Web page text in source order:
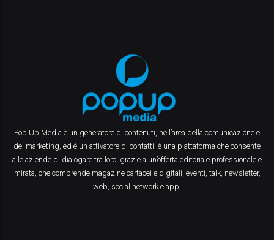
Pop Up Media è un generatore di contenuti, nell’area della comunicazione e
del marketing, ed è un attivatore di contatti: è una piattaforma che consente
alle aziende di dialogare tra loro, grazie a un’offerta editoriale professionale e
mirata, che comprende magazine cartacei e digitali, eventi, talk, newsletter,
web, social network e app.